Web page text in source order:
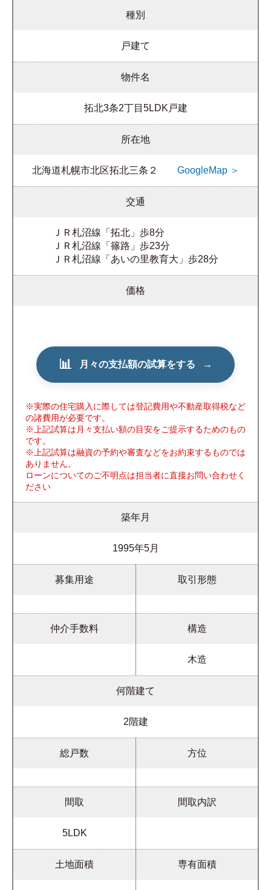
種別
戸建て
物件名
拓北3条2丁目5LDK戸建
所在地
北海道札幌市北区拓北三条２ GoogleMap ＞
交通
ＪＲ札沼線「拓北」歩8分
ＪＲ札沼線「篠路」歩23分
ＪＲ札沼線「あいの里教育大」歩28分
価格
📊 月々の支払額の試算をする →
※実際の住宅購入に際しては登記費用や不動産取得税など
の諸費用が必要です。
※上記試算は月々支払い額の目安をご提示するためのもの
です。
※上記試算は融資の予約や審査などをお約束するものでは
ありません。
ローンについてのご不明点は担当者に直接お問い合わせく
ださい
築年月
1995年5月
募集用途 取引形態
仲介手数料 構造
木造
何階建て
2階建
総戸数 方位
間取
5LDK
間取内訳
土地面積 専有面積